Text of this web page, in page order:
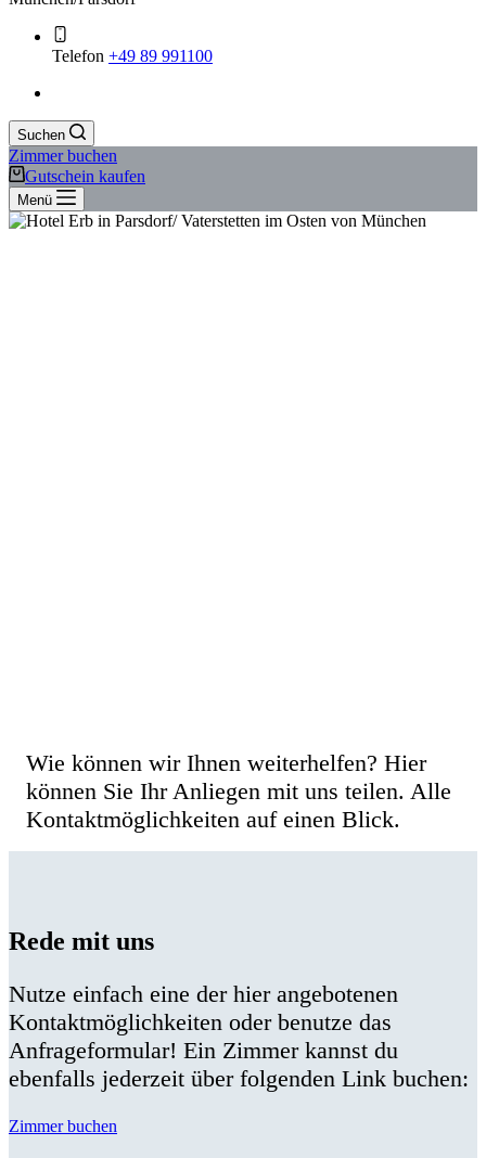
Telefon +49 89 991100
Suchen
Zimmer buchen
Gutschein kaufen
Menü
Wie können wir Ihnen weiterhelfen? Hier
können Sie Ihr Anliegen mit uns teilen. Alle
Kontaktmöglichkeiten auf einen Blick.
Rede mit uns
Nutze einfach eine der hier angebotenen
Kontaktmöglichkeiten oder benutze das
Anfrageformular! Ein Zimmer kannst du
ebenfalls jederzeit über folgenden Link buchen:
Zimmer buchen